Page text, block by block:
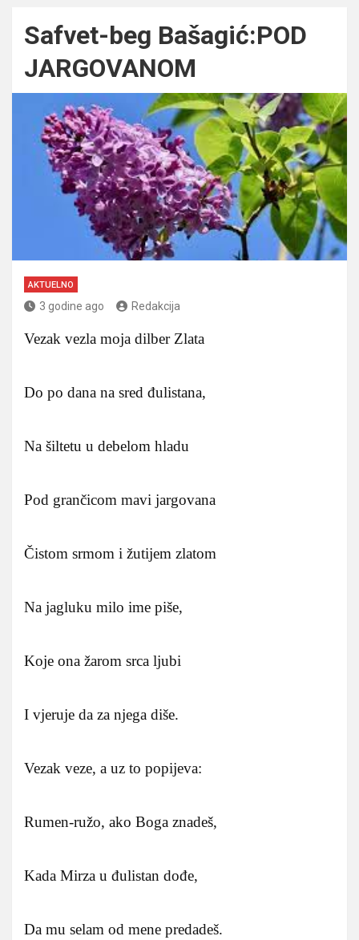
Safvet-beg Bašagić:POD
JARGOVANOM
AKTUELNO
3 godine ago Redakcija
Vezak vezla moja dilber Zlata
Do po dana na sred đulistana,
Na šiltetu u debelom hladu
Pod grančicom mavi jargovana
Čistom srmom i žutijem zlatom
Na jagluku milo ime piše,
Koje ona žarom srca ljubi
I vjeruje da za njega diše.
Vezak veze, a uz to popijeva:
Rumen-ružo, ako Boga znadeš,
Kada Mirza u đulistan dođe,
Da mu selam od mene predadeš.